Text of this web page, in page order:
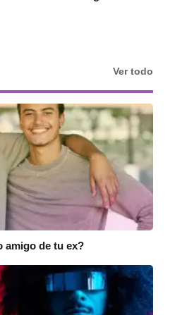
Ver todo
amigo de tu ex?